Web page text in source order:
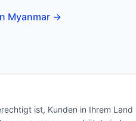
Myanmar →
ist, Kunden in Ihrem Land